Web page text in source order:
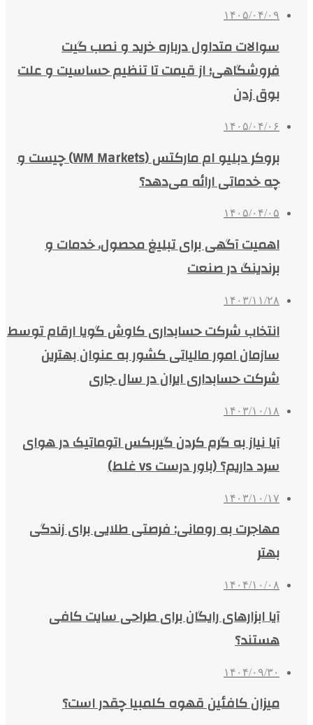
۱۴۰۵/۰۴/۰۹
سوالات متداول درباره خرید و نصب گیت
فروشگاهی؛ از قیمت تا تنظیم حساسیت و علت
بوق زدن
۱۴۰۵/۰۴/۰۶
بروکر دبلیو ام مارکتس (WM Markets) چیست و
چه خدماتی ارائه می‌دهد؟
۱۴۰۵/۰۴/۰۵
اهمیت آگهی برای تبلیغ محصول، خدمات و
برندینگ در صنعت
۱۴۰۳/۱۱/۲۸
انتخاب شرکت حسابداری کاوش گویا ارقام توسط
سازمان امور مالیاتی کشور به عنوان بهترین
شرکت حسابداری ایران در سال جاری
۱۴۰۳/۱۰/۱۸
آیا نیاز به گرم کردن گیربکس اتوماتیک در هوای
سرد داریم؟ (باور درست vs غلط)
۱۴۰۳/۱۰/۱۷
مهاجرت به رومانی: فرصتی طلایی برای زندگی
بهتر
۱۴۰۴/۱۰/۰۸
آیا ابزارهای رایگان برای طراحی سایت کافی
هستند؟
۱۴۰۴/۰۹/۳۰
میزان کافئین قهوه کلمبیا چقدر است؟